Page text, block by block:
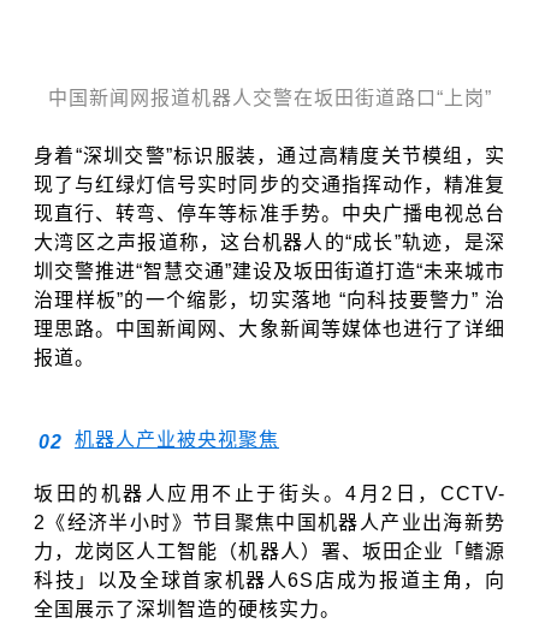
中国新闻网报道机器人交警在坂田街道路口“上岗”
身着“深圳交警”标识服装，通过高精度关节模组，实
现了与红绿灯信号实时同步的交通指挥动作，精准复
现直行、转弯、停车等标准手势。中央广播电视总台
大湾区之声报道称，这台机器人的“成长”轨迹，是深
圳交警推进“智慧交通”建设及坂田街道打造“未来城市
治理样板”的一个缩影，切实落地 “向科技要警力” 治
理思路。中国新闻网、大象新闻等媒体也进行了详细
报道。
02 机器人产业被央视聚焦
坂田的机器人应用不止于街头。4月2日，CCTV-
2《经济半小时》节目聚焦中国机器人产业出海新势
力，龙岗区人工智能（机器人）署、坂田企业「鳍源
科技」以及全球首家机器人6S店成为报道主角，向
全国展示了深圳智造的硬核实力。